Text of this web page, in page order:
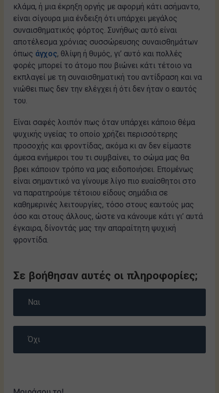
κλάμα, ή μια έκρηξη οργής με αφορμή κάτι ασήμαντο,
είναι σίγουρα μια ένδειξη ότι υπάρχει μεγάλος
συναισθηματικός φόρτος. Συνήθως αυτό είναι
αποτέλεσμα χρόνιας συσσώρευσης συναισθημάτων
όπως άγχος, θλίψη ή θυμός, γι’ αυτό και πολλές
φορές μπορεί το άτομο που βιώνει κάτι τέτοιο να
εκπλαγεί με τη συναισθηματική του αντίδραση και να
νιώθει πως δεν την ελέγχει ή ότι δεν ήταν ο εαυτός
του.
Είναι σαφές λοιπόν πως όταν υπάρχει κάποιο θέμα
ψυχικής υγείας το οποίο χρήζει περισσότερης
προσοχής και φροντίδας, ακόμα κι αν δεν είμαστε
άμεσα ενήμεροι του τι συμβαίνει, το σώμα μας θα
βρει κάποιον τρόπο να μας ειδοποιήσει. Επομένως
είναι σημαντικό να γίνουμε λίγο πιο ευαίσθητοι στο
να παρατηρούμε τέτοιου είδους σημάδια σε
καθημερινές λειτουργίες, τόσο στους εαυτούς μας
όσο και στους άλλους, ώστε να κάνουμε κάτι γι’ αυτά
έγκαιρα, δίνοντάς μας την απαραίτητη ψυχική
φροντίδα.
Σε βοήθησαν αυτές οι πληροφορίες;
Ναι
Όχι